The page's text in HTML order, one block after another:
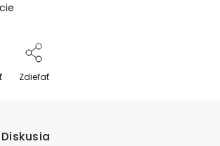
Zdieľať
Diskusia